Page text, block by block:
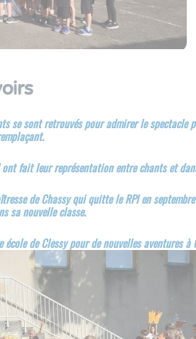
se sont retrouvés pour admirer le spectacle
fait leur représentation entre chants et
de Chassy qui quitte le RPI en
sa nouvelle classe.
de Clessy pour de nouvelles aventures à